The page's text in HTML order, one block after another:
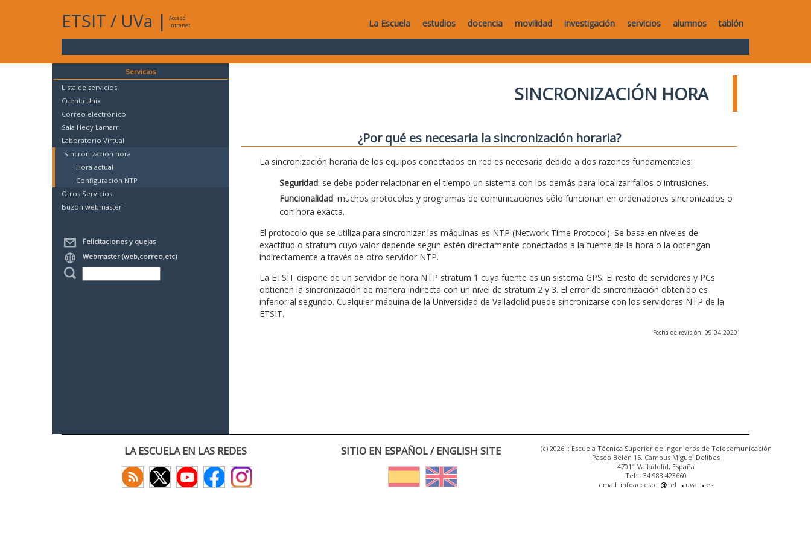
ETSIT / UVa |
Acceso
Intranet
La Escuela estudios docencia movilidad investigación servicios alumnos tablón
Servicios
Lista de servicios
Cuenta Unix
Correo electrónico
Sala Hedy Lamarr
Laboratorio Virtual
Sincronización hora
Hora actual
Configuración NTP
Otros Servicios
Buzón webmaster
Felicitaciones y quejas
Webmaster (web,correo,etc)
SINCRONIZACIÓN HORA
¿Por qué es necesaria la sincronización horaria?
La sincronización horaria de los equipos conectados en red es necesaria debido a dos razones fundamentales:
Seguridad: se debe poder relacionar en el tiempo un sistema con los demás para localizar fallos o intrusiones.
Funcionalidad: muchos protocolos y programas de comunicaciones sólo funcionan en ordenadores sincronizados o
con hora exacta.
El protocolo que se utiliza para sincronizar las máquinas es NTP (Network Time Protocol). Se basa en niveles de
exactitud o stratum cuyo valor depende según estén directamente conectados a la fuente de la hora o la obtengan
indirectamente a través de otro servidor NTP.
La ETSIT dispone de un servidor de hora NTP stratum 1 cuya fuente es un sistema GPS. El resto de servidores y PCs
obtienen la sincronización de manera indirecta con un nivel de stratum 2 y 3. El error de sincronización obtenido es
inferior al segundo. Cualquier máquina de la Universidad de Valladolid puede sincronizarse con los servidores NTP de la
ETSIT.
Fecha de revisión: 09-04-2020
LA ESCUELA EN LAS REDES SITIO EN ESPAÑOL / ENGLISH SITE
(c) 2026 :: Escuela Técnica Superior de Ingenieros de Telecomunicación
Paseo Belén 15. Campus Miguel Delibes
47011 Valladolid, España
Tel: +34 983 423660
email: infoacceso
tel uva es